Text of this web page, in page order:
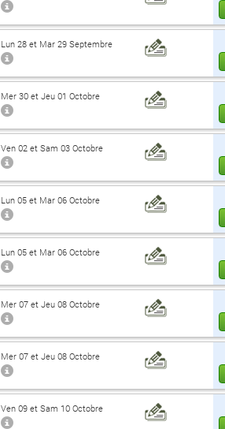
Lun 28 et Mar 29 Septembre
Mer 30 et Jeu 01 Octobre
Ven 02 et Sam 03 Octobre
Lun 05 et Mar 06 Octobre
Lun 05 et Mar 06 Octobre
Mer 07 et Jeu 08 Octobre
Mer 07 et Jeu 08 Octobre
Ven 09 et Sam 10 Octobre